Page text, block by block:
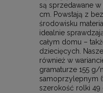
są sprzedawane
cm. Powstają z
środowisku
idealnie
całym domu –
dziecięcych. Nasze
również w
gramaturze 155 g/
samoprzylepnym
szerokość rolki 49